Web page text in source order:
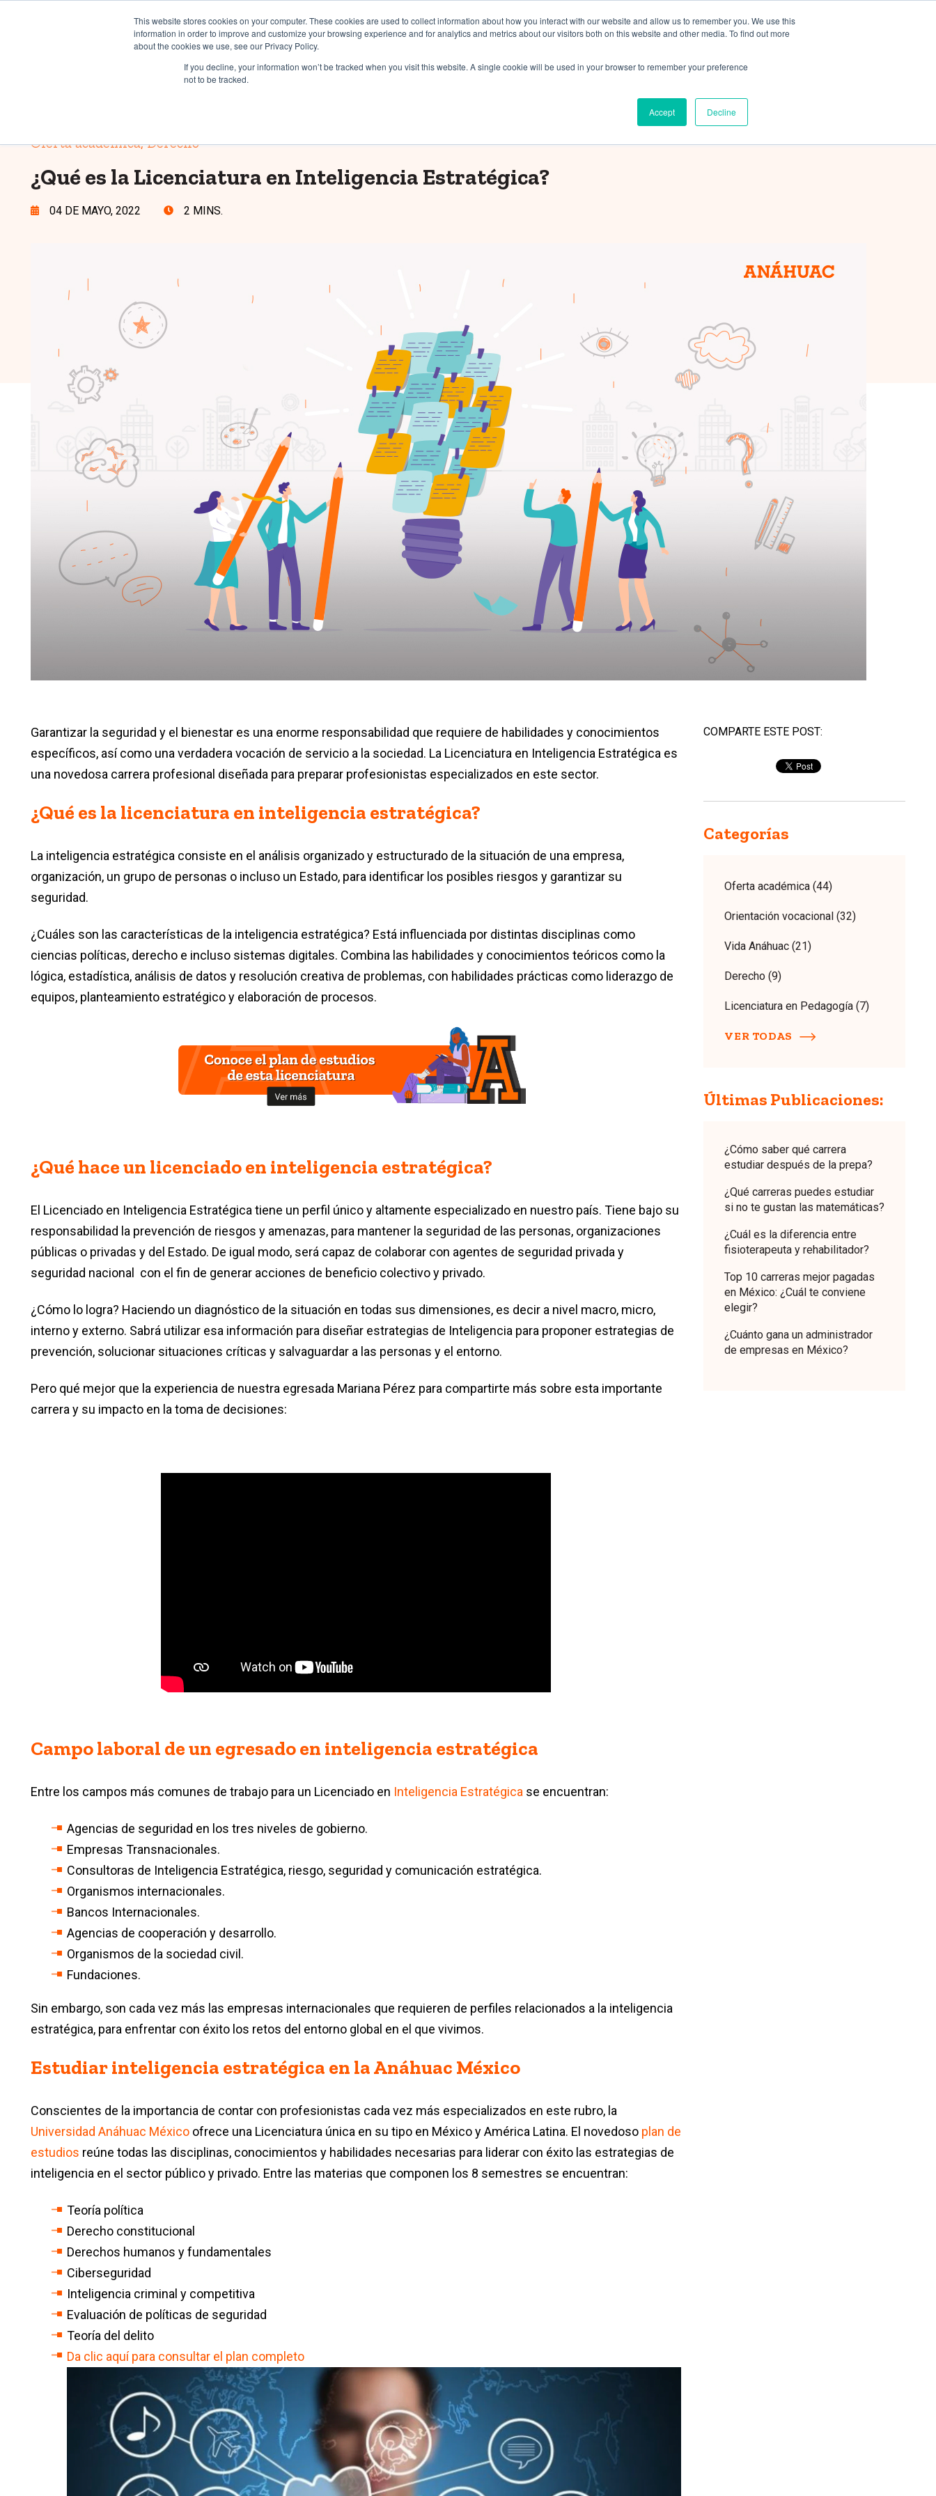
This website stores cookies on your computer. These cookies are used to collect information about how you interact with our website and allow us to remember you. We use this
information in order to improve and customize your browsing experience and for analytics and metrics about our visitors both on this website and other media. To find out more
about the cookies we use, see our Privacy Policy.
If you decline, your information won’t be tracked when you visit this website. A single cookie will be used in your browser to remember your preference
not to be tracked.
Accept Decline
Oferta académica,Derecho
¿Qué es la Licenciatura en Inteligencia Estratégica?
04 DE MAYO, 2022 2 MINS.
Garantizar la seguridad y el bienestar es una enorme responsabilidad que requiere de habilidades y conocimientos
específicos, así como una verdadera vocación de servicio a la sociedad. La Licenciatura en Inteligencia Estratégica es
una novedosa carrera profesional diseñada para preparar profesionistas especializados en este sector.
¿Qué es la licenciatura en inteligencia estratégica?
La inteligencia estratégica consiste en el análisis organizado y estructurado de la situación de una empresa,
organización, un grupo de personas o incluso un Estado, para identificar los posibles riesgos y garantizar su
seguridad.
¿Cuáles son las características de la inteligencia estratégica? Está influenciada por distintas disciplinas como
ciencias políticas, derecho e incluso sistemas digitales. Combina las habilidades y conocimientos teóricos como la
lógica, estadística, análisis de datos y resolución creativa de problemas, con habilidades prácticas como liderazgo de
equipos, planteamiento estratégico y elaboración de procesos.
¿Qué hace un licenciado en inteligencia estratégica?
El Licenciado en Inteligencia Estratégica tiene un perfil único y altamente especializado en nuestro país. Tiene bajo su
responsabilidad la prevención de riesgos y amenazas, para mantener la seguridad de las personas, organizaciones
públicas o privadas y del Estado. De igual modo, será capaz de colaborar con agentes de seguridad privada y
seguridad nacional con el fin de generar acciones de beneficio colectivo y privado.
¿Cómo lo logra? Haciendo un diagnóstico de la situación en todas sus dimensiones, es decir a nivel macro, micro,
interno y externo. Sabrá utilizar esa información para diseñar estrategias de Inteligencia para proponer estrategias de
prevención, solucionar situaciones críticas y salvaguardar a las personas y el entorno.
Pero qué mejor que la experiencia de nuestra egresada Mariana Pérez para compartirte más sobre esta importante
carrera y su impacto en la toma de decisiones:
Campo laboral de un egresado en inteligencia estratégica
Entre los campos más comunes de trabajo para un Licenciado en Inteligencia Estratégica se encuentran:
Agencias de seguridad en los tres niveles de gobierno.
Empresas Transnacionales.
Consultoras de Inteligencia Estratégica, riesgo, seguridad y comunicación estratégica.
Organismos internacionales.
Bancos Internacionales.
Agencias de cooperación y desarrollo.
Organismos de la sociedad civil.
Fundaciones.
Sin embargo, son cada vez más las empresas internacionales que requieren de perfiles relacionados a la inteligencia
estratégica, para enfrentar con éxito los retos del entorno global en el que vivimos.
Estudiar inteligencia estratégica en la Anáhuac México
Conscientes de la importancia de contar con profesionistas cada vez más especializados en este rubro, la
Universidad Anáhuac Méxicoofrece una Licenciatura única en su tipo en México y América Latina. El novedoso plan de
estudios reúne todas las disciplinas, conocimientos y habilidades necesarias para liderar con éxito las estrategias de
inteligencia en el sector público y privado. Entre las materias que componen los 8 semestres se encuentran:
Teoría política
Derecho constitucional
Derechos humanos y fundamentales
Ciberseguridad
Inteligencia criminal y competitiva
Evaluación de políticas de seguridad
Teoría del delito
Da clic aquí para consultar el plan completo
COMPARTE ESTE POST:
Categorías
Oferta académica(44)
Orientación vocacional(32)
Vida Anáhuac(21)
Derecho(9)
Licenciatura en Pedagogía(7)
VER TODAS
Últimas Publicaciones:
¿Cómo saber qué carrera
estudiar después de la prepa?
¿Qué carreras puedes estudiar
si no te gustan las matemáticas?
¿Cuál es la diferencia entre
fisioterapeuta y rehabilitador?
Top 10 carreras mejor pagadas
en México: ¿Cuál te conviene
elegir?
¿Cuánto gana un administrador
de empresas en México?